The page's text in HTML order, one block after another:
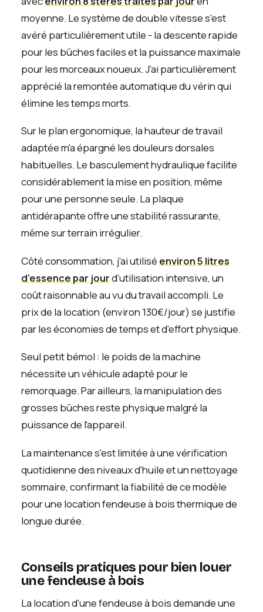
moyenne. Le système de double vitesse s'est
avéré particulièrement utile - la descente rapide
pour les bûches faciles et la puissance maximale
pour les morceaux noueux. J'ai particulièrement
apprécié la remontée automatique du vérin qui
élimine les temps morts.
Sur le plan ergonomique, la hauteur de travail
adaptée m'a épargné les douleurs dorsales
habituelles. Le basculement hydraulique facilite
considérablement la mise en position, même
pour une personne seule. La plaque
antidérapante offre une stabilité rassurante,
même sur terrain irrégulier.
Côté consommation, j'ai utilisé environ 5 litres
d'essence par jourd'utilisation intensive, un
coût raisonnable au vu du travail accompli. Le
prix de la location (environ 130€/jour) se justifie
par les économies de temps et d'effort physique.
Seul petit bémol : le poids de la machine
nécessite un véhicule adapté pour le
remorquage. Par ailleurs, la manipulation des
grosses bûches reste physique malgré la
puissance de l'appareil.
La maintenance s'est limitée à une vérification
quotidienne des niveaux d'huile et un nettoyage
sommaire, confirmant la fiabilité de ce modèle
pour une location fendeuse à bois thermique de
longue durée.
Conseils pratiques pour bien louer
une fendeuse à bois
La location d'une fendeuse à bois demande une